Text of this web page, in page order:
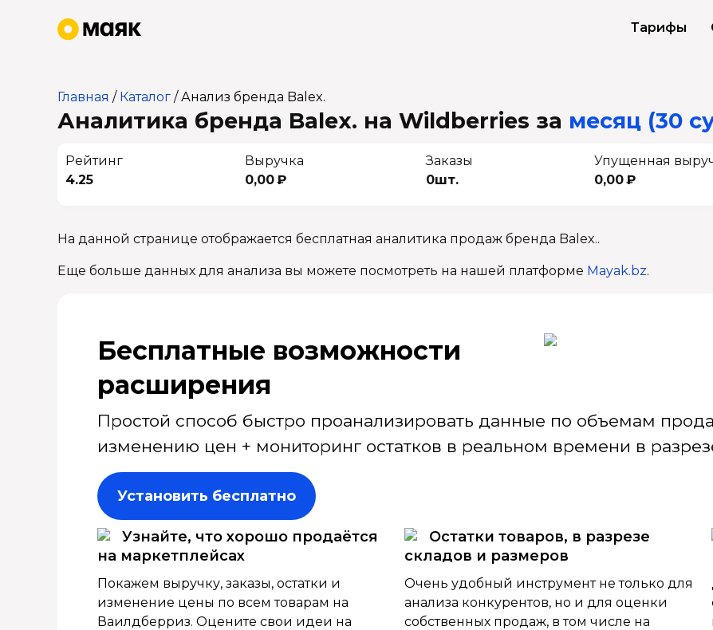
Тарифы
Главная / Каталог /Анализ бренда Balex.
Аналитика бренда Balex. на Wildberries за месяц (30
Рейтинг
4.25
Выручка
0,00 ₽
Заказы
0шт.
Упущенная
0,00 ₽
На данной странице отображается бесплатная аналитика продаж бренда Balex..
Еще больше данных для анализа вы можете посмотреть на нашей платформе Mayak.bz.
Бесплатные возмож­ности
расширения
Простой способ быстро проанализировать данные по объемам
изменению цен + мониторинг остатков в реальном времени в
Установить бесплатно
Узнайте, что хорошо продаётся
на маркетплейсах
Покажем выручку, заказы, остатки и
изменение цены по всем товарам на
Ваилдберриз. Оцените свои идеи на
Остатки товаров, в разрезе
складов и размеров
Очень удобный инструмент не только для
анализа конкурентов, но и для оценки
собственных продаж, в том числе на